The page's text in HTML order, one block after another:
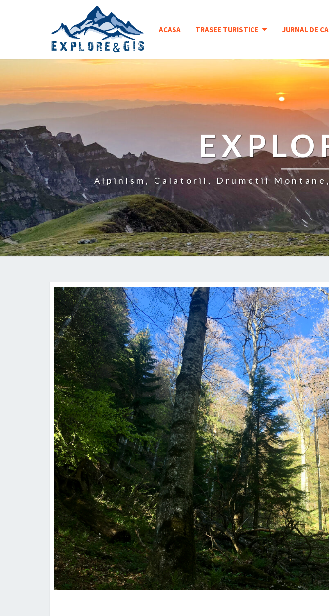
ACASA TRASEE TURISTICE JURNAL DE
Alpinism, Calatorii, Drumetii